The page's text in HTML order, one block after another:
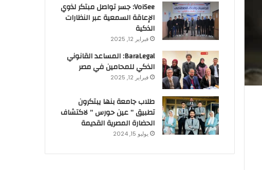
VoiSee: جسر تواصل مبتكر لذوي
الإعاقة السمعية عبر النظارات
الذكية
فبراير 12, 2025
BaraLegal: المساعد القانوني
الذكي للمحامين في مصر
فبراير 12, 2025
طلاب جامعة بنها يبتكرون
تطبيق ” عين حورس ” لاكتشاف
الحضارة المصرية القديمة
يوليو 15, 2024